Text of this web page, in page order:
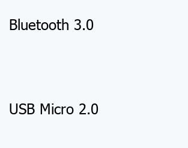
Bluetooth 3.0
USB Micro 2.0